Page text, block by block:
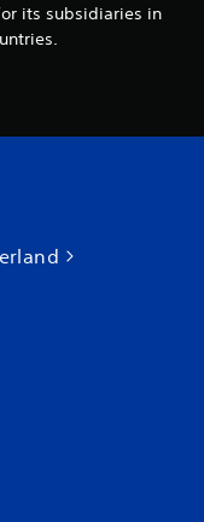
or its subsidiaries in